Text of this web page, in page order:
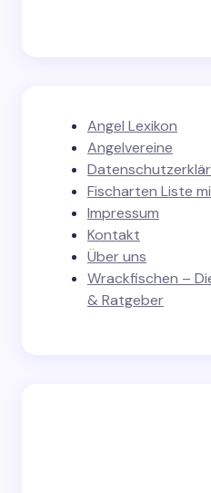
Angel Lexikon
Angelvereine
Fischarten Liste
Impressum
Kontakt
Über uns
Wrackfischen –
& Ratgeber